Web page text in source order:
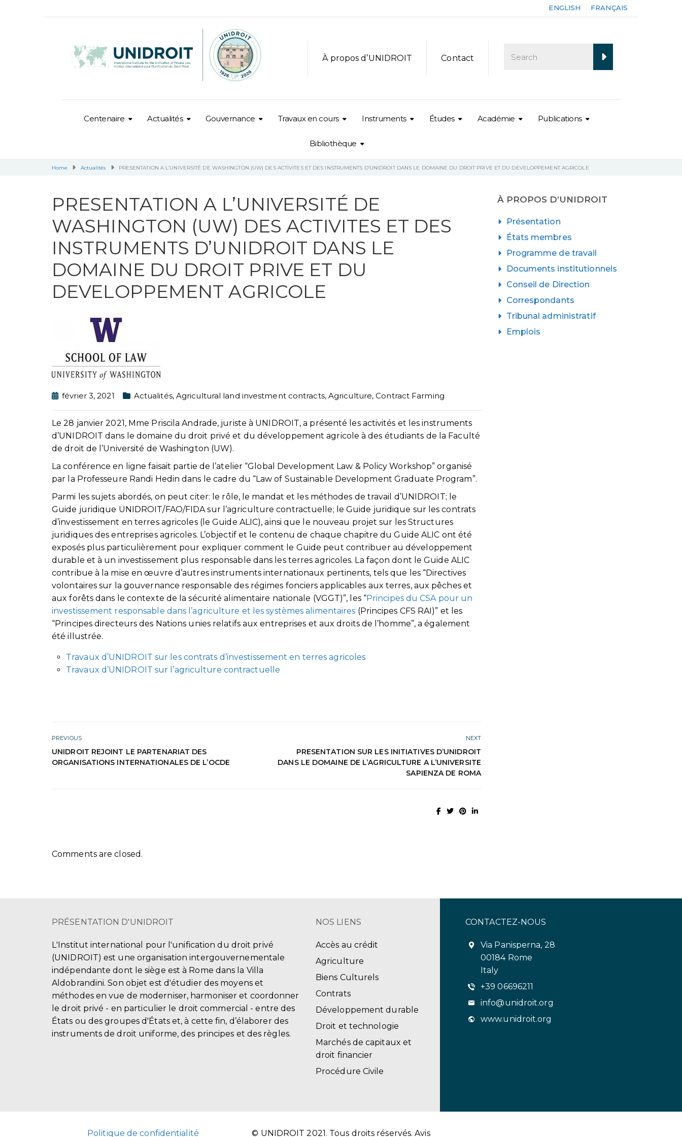
ENGLISH FRANÇAIS
À propos d’UNIDROIT Contact
Centenaire Actualités Gouvernance Travaux en cours Instruments Études Académie Publications
Bibliothèque
Home Actualités PRESENTATION A L’UNIVERSITÉ DE WASHINGTON (UW) DES ACTIVITES ET DES INSTRUMENTS D’UNIDROIT DANS LE DOMAINE DU DROIT PRIVE ET DU DEVELOPPEMENT AGRICOLE
PRESENTATION A L’UNIVERSITÉ DE
WASHINGTON (UW) DES ACTIVITES ET DES
INSTRUMENTS D’UNIDROIT DANS LE
DOMAINE DU DROIT PRIVE ET DU
DEVELOPPEMENT AGRICOLE
février 3, 2021 Actualités, Agricultural land investment contracts, Agriculture,Contract Farming
Le 28 janvier 2021, Mme Priscila Andrade, juriste à UNIDROIT, a présenté les activités et les instruments
d’UNIDROIT dans le domaine du droit privé et du développement agricole à des étudiants de la Faculté
de droit de l’Université de Washington (UW).
La conférence en ligne faisait partie de l’atelier “Global Development Law & Policy Workshop” organisé
par la Professeure Randi Hedin dans le cadre du “Law of Sustainable Development Graduate Program”.
Parmi les sujets abordés, on peut citer: le rôle, le mandat et les méthodes de travail d’UNIDROIT; le
Guide juridique UNIDROIT/FAO/FIDA sur l’agriculture contractuelle; le Guide juridique sur les contrats
d’investissement en terres agricoles (le Guide ALIC), ainsi que le nouveau projet sur les Structures
juridiques des entreprises agricoles. L’objectif et le contenu de chaque chapitre du Guide ALIC ont été
exposés plus particulièrement pour expliquer comment le Guide peut contribuer au développement
durable et à un investissement plus responsable dans les terres agricoles. La façon dont le Guide ALIC
contribue à la mise en œuvre d’autres instruments internationaux pertinents, tels que les “Directives
volontaires sur la gouvernance responsable des régimes fonciers applicables aux terres, aux pêches et
aux forêts dans le contexte de la sécurité alimentaire nationale (VGGT)”, les “Principes du CSA pour un
investissement responsable dans l’agriculture et les systèmes alimentaires (Principes CFS RAI)” et les
“Principes directeurs des Nations unies relatifs aux entreprises et aux droits de l’homme”, a également
été illustrée.
Travaux d’UNIDROIT sur les contrats d’investissement en terres agricoles
Travaux d’UNIDROIT sur l’agriculture contractuelle
PREVIOUS
UNIDROIT REJOINT LE PARTENARIAT DES
ORGANISATIONS INTERNATIONALES DE L’OCDE
NEXT
PRESENTATION SUR LES INITIATIVES D’UNIDROIT
DANS LE DOMAINE DE L’AGRICULTURE A L’UNIVERSITE
SAPIENZA DE ROMA
Comments are closed.
À PROPOS D’UNIDROIT
Présentation
États membres
Programme de travail
Documents institutionnels
Conseil de Direction
Correspondants
Tribunal administratif
Emplois
PRÉSENTATION D'UNIDROIT
L'Institut international pour l'unification du droit privé
(UNIDROIT) est une organisation intergouvernementale
indépendante dont le siège est à Rome dans la Villa
Aldobrandini. Son objet est d'étudier des moyens et
méthodes en vue de moderniser, harmoniser et coordonner
le droit privé - en particulier le droit commercial - entre des
États ou des groupes d'États et, à cette fin, d’élaborer des
instruments de droit uniforme, des principes et des règles.
NOS LIENS
Accès au crédit
Agriculture
Biens Culturels
Contrats
Développement durable
Droit et technologie
Marchés de capitaux et
droit financier
Procédure Civile
CONTACTEZ-NOUS
Via Panisperna, 28
00184 Rome
Italy
+39 06696211
info@unidroit.org
www.unidroit.org
Politique de confidentialité © UNIDROIT 2021. Tous droits réservés.Avis